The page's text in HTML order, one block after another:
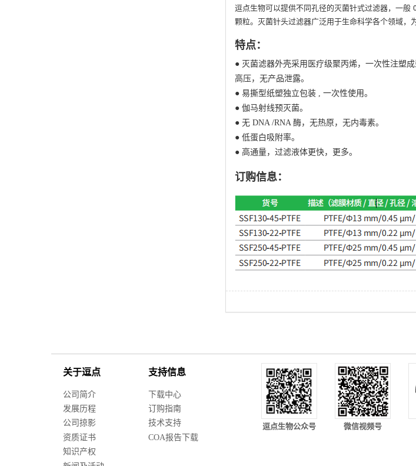
逗点生物可以提供不同孔径的灭菌针式过滤器，一
颗粒。灭菌针头过滤器广泛用于生命科学各个领域，
特点：
● 灭菌滤器外壳采用医疗级聚丙烯，一次性注塑
高压，无产品泄露。
● 易撕型纸塑独立包装 , 一次性使用。
● 伽马射线预灭菌。
● 无 DNA /RNA 酶，无热原，无内毒素。
● 低蛋白吸附率。
● 高通量，过滤液体更快，更多。
订购信息：
关于逗点
公司简介
发展历程
公司掠影
资质证书
知识产权
支持信息
下载中心
订购指南
技术支持
COA报告下载
逗点生物公众号 微信视频号